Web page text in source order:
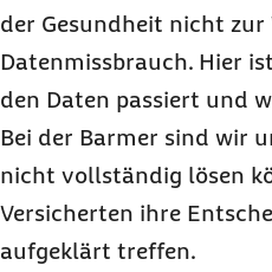
der Gesundheit nicht
Datenmissbrauch. Hier
den Daten passiert und
Bei der Barmer sind wir
nicht vollständig lösen
Versicherten ihre
aufgeklärt treffen.